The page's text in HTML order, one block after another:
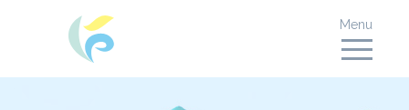
Menu